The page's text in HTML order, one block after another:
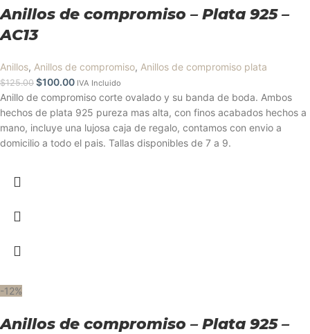
Anillos de compromiso – Plata 925 –
AC13
Anillos, Anillos de compromiso, Anillos de compromiso plata
$125.00 $100.00 IVA Incluido
Anillo de compromiso corte ovalado y su banda de boda. Ambos
hechos de plata 925 pureza mas alta, con finos acabados hechos a
mano, incluye una lujosa caja de regalo, contamos con envio a
domicilio a todo el pais. Tallas disponibles de 7 a 9.
-12%
Anillos de compromiso – Plata 925 –